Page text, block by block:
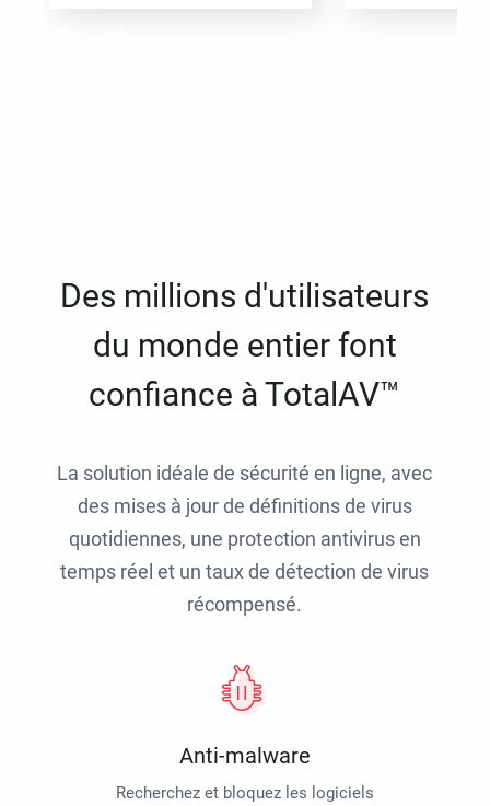
Des millions d'utilisateurs
du monde entier font
confiance à TotalAV™
La solution idéale de sécurité en ligne, avec
des mises à jour de définitions de virus
quotidiennes, une protection antivirus en
temps réel et un taux de détection de virus
récompensé.
Anti-malware
Recherchez et bloquez les logiciels